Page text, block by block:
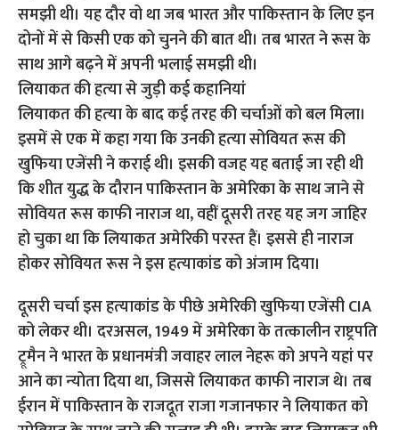
समझी थी। यह दौर वो था जब भारत और पाकिस्‍तान के लिए इन
दोनों में से किसी एक को चुनने की बात थी। तब भारत ने रूस के
साथ आगे बढ़ने में अपनी भलाई समझी थी।
लियाकत की हत्‍या से जुड़ी कई कहानियां
लियाकत की हत्‍या के बाद कई तरह की चर्चाओं को बल मिला।
इसमें से एक में कहा गया कि उनकी हत्‍या सोवियत रूस की
खुफिया एजेंसी ने कराई थी। इसकी वजह यह बताई जा रही थी
कि शीत युद्ध के दौरान पाकिस्‍तान के अमेरिका के साथ जाने से
सोवियत रूस काफी नाराज था, वहीं दूसरी तरह यह जग जाहिर
हो चुका था कि लियाकत अमेरिकी परस्‍त हैं। इससे ही नाराज
होकर सोवियत रूस ने इस हत्‍याकांड को अंजाम दिया।
दूसरी चर्चा इस हत्‍याकांड के पीछे अमेरिकी खुफिया एजेंसी CIA
को लेकर थी। दरअसल, 1949 में अमेरिका के तत्कालीन राष्ट्रपति
ट्रूमैन ने भारत के प्रधानमंत्री जवाहर लाल नेहरू को अपने यहां पर
आने का न्‍योता दिया था, जिससे लियाकत काफी नाराज थे। तब
ईरान में पाकिस्तान के राजदूत राजा गजानफार ने लियाकत को